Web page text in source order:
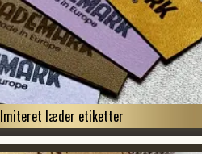
Imiteret læder etiketter